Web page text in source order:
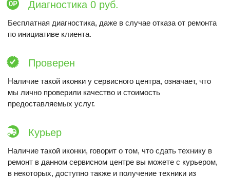
Диагностика 0 руб.
Бесплатная диагностика, даже в случае отказа от ремонта
по инициативе клиента.
Проверен
Наличие такой иконки у сервисного центра, означает, что
мы лично проверили качество и стоимость
предоставляемых услуг.
Курьер
Наличие такой иконки, говорит о том, что сдать технику в
ремонт в данном сервисном центре вы можете с курьером,
в некоторых, доступно также и получение техники из